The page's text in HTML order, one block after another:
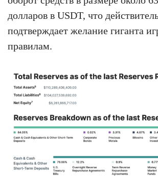
долларов в USDT, что
подтверждает желание гиганта
правилам.